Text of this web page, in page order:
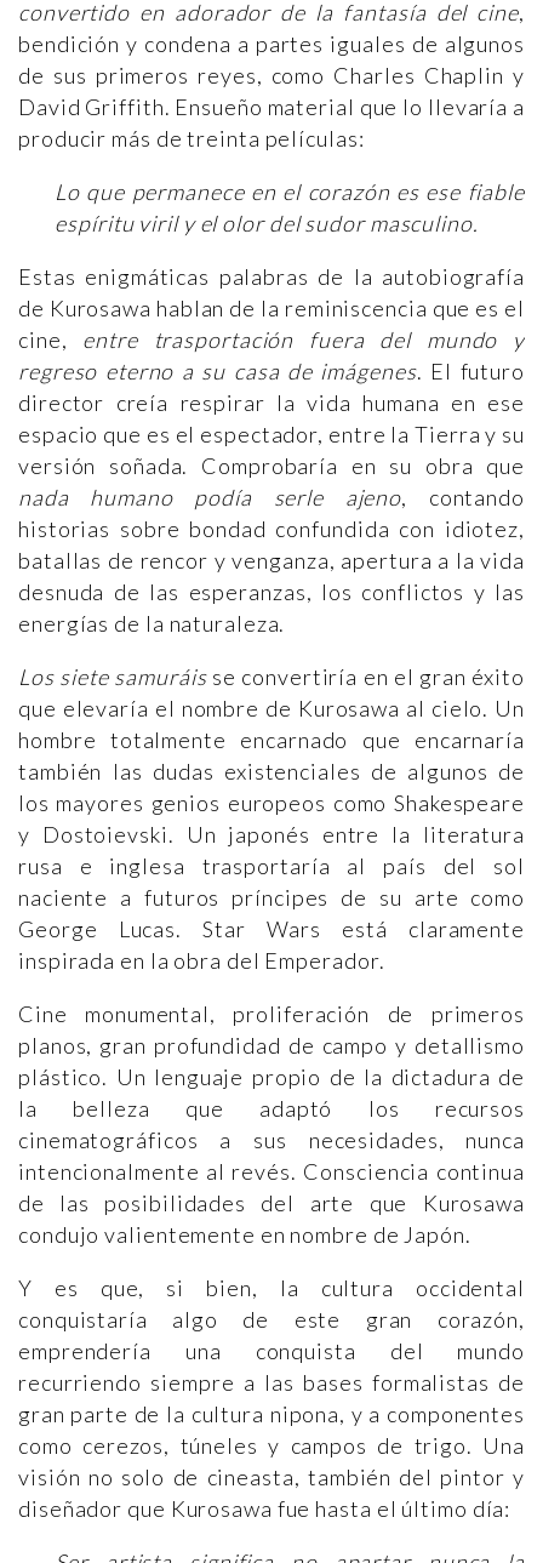
convertido en adorador de la fantasía del cine,
bendición y condena a partes iguales de algunos
de sus primeros reyes, como Charles Chaplin y
David Griffith. Ensueño material que lo llevaría a
producir más de treinta películas:
Lo que permanece en el corazón es ese fiable
espíritu viril y el olor del sudor masculino.
Estas enigmáticas palabras de la autobiografía
de Kurosawa hablan de la reminiscencia que es el
cine, entre trasportación fuera del mundo y
regreso eterno a su casa de imágenes. El futuro
director creía respirar la vida humana en ese
espacio que es el espectador, entre la Tierra y su
versión soñada. Comprobaría en su obra que
nada humano podía serle ajeno, contando
historias sobre bondad confundida con idiotez,
batallas de rencor y venganza, apertura a la vida
desnuda de las esperanzas, los conflictos y las
energías de la naturaleza.
Los siete samuráisse convertiría en el gran éxito
que elevaría el nombre de Kurosawa al cielo. Un
hombre totalmente encarnado que encarnaría
también las dudas existenciales de algunos de
los mayores genios europeos como Shakespeare
y Dostoievski. Un japonés entre la literatura
rusa e inglesa trasportaría al país del sol
naciente a futuros príncipes de su arte como
George Lucas. Star Wars está claramente
inspirada en la obra del Emperador.
Cine monumental, proliferación de primeros
planos, gran profundidad de campo y detallismo
plástico. Un lenguaje propio de la dictadura de
la belleza que adaptó los recursos
cinematográficos a sus necesidades, nunca
intencionalmente al revés. Consciencia continua
de las posibilidades del arte que Kurosawa
condujo valientemente en nombre de Japón.
Y es que, si bien, la cultura occidental
conquistaría algo de este gran corazón,
emprendería una conquista del mundo
recurriendo siempre a las bases formalistas de
gran parte de la cultura nipona, y a componentes
como cerezos, túneles y campos de trigo. Una
visión no solo de cineasta, también del pintor y
diseñador que Kurosawa fue hasta el último día: